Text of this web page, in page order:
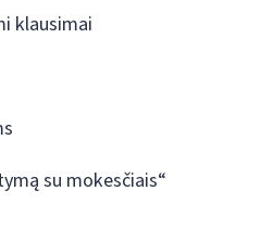
klausimai
su mokesčiais“